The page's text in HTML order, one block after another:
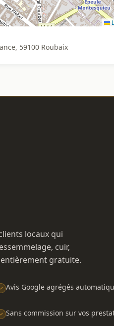
59100 Roubaix
locaux qui
cuir,
gratuite.
Avis Google agrégés
Sans commission sur vos